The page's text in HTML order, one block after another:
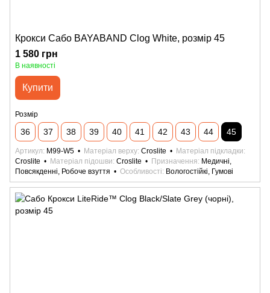
Крокси Сабо BAYABAND Clog White, розмір 45
1 580 грн
В наявності
Купити
Розмір
36 37 38 39 40 41 42 43 44 45
Артикул M99-W5 Матеріал верху Croslite
Матеріал підкладки
Croslite
Матеріал підошви Croslite Призначення
Медичні,
Повсякденні, Робоче взуття
Особливості Вологостійкі, Гумові